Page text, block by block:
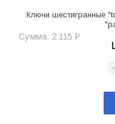
Ключи шестигранные
Сумма: 2 115 ₽